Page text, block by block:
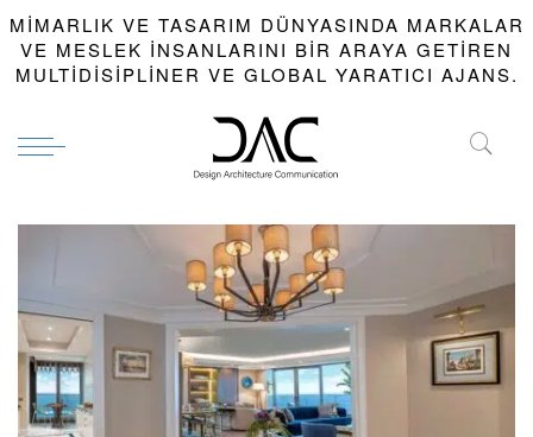
MIMARLIK VE TASARIM DÜNYASINDA MARKALAR
VE MESLEK INSANLARINI BIR ARAYA GETIREN
MULTIDISIPLINER VE GLOBAL YARATICI AJANS.